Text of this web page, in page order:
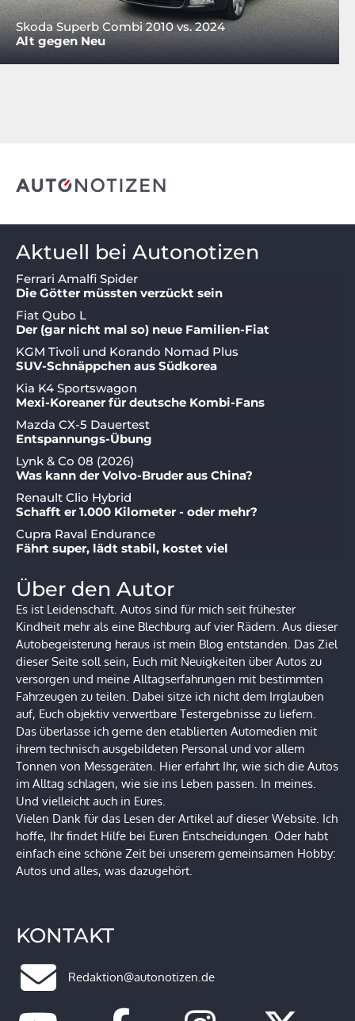
Skoda Superb Combi 2010 vs. 2024
Alt gegen Neu
Aktuell bei Autonotizen
Ferrari Amalfi Spider
Die Götter müssten verzückt sein
Fiat Qubo L
Der (gar nicht mal so) neue Familien-Fiat
KGM Tivoli und Korando Nomad Plus
SUV-Schnäppchen aus Südkorea
Kia K4 Sportswagon
Mexi-Koreaner für deutsche Kombi-Fans
Mazda CX-5 Dauertest
Entspannungs-Übung
Lynk & Co 08 (2026)
Was kann der Volvo-Bruder aus China?
Renault Clio Hybrid
Schafft er 1.000 Kilometer - oder mehr?
Cupra Raval Endurance
Fährt super, lädt stabil, kostet viel
Über den Autor
Es ist Leidenschaft. Autos sind für mich seit frühester
Kindheit mehr als eine Blechburg auf vier Rädern. Aus dieser
Autobegeisterung heraus ist mein Blog entstanden. Das Ziel
dieser Seite soll sein, Euch mit Neuigkeiten über Autos zu
versorgen und meine Alltagserfahrungen mit bestimmten
Fahrzeugen zu teilen. Dabei sitze ich nicht dem Irrglauben
auf, Euch objektiv verwertbare Testergebnisse zu liefern.
Das überlasse ich gerne den etablierten Automedien mit
ihrem technisch ausgebildeten Personal und vor allem
Tonnen von Messgeräten. Hier erfahrt Ihr, wie sich die Autos
im Alltag schlagen, wie sie ins Leben passen. In meines.
Und vielleicht auch in Eures.
Vielen Dank für das Lesen der Artikel auf dieser Website. Ich
hoffe, Ihr findet Hilfe bei Euren Entscheidungen. Oder habt
einfach eine schöne Zeit bei unserem gemeinsamen Hobby:
Autos und alles, was dazugehört.
KONTAKT
Redaktion@autonotizen.de